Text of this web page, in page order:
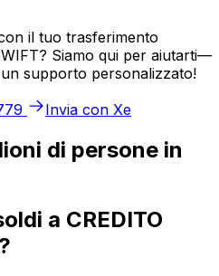
il tuo trasferimento
Siamo qui per aiutarti—
supporto personalizzato!
Invia con Xe
di persone in
a CREDITO